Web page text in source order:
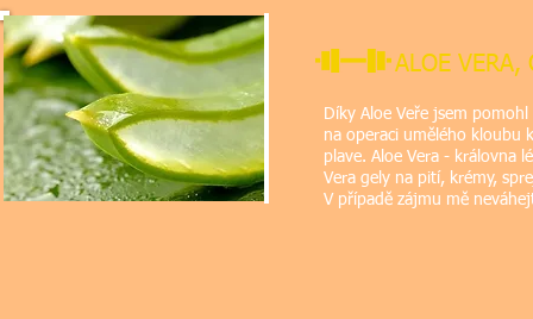
ALOE
Díky Aloe Veře jsem
na operaci umělého kloubu
plave. Aloe Vera - královna
Vera gely na pití, krémy,
V případě zájmu mě